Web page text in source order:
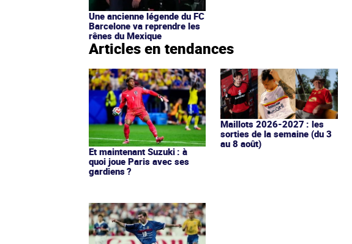
Une ancienne légende du FC
Barcelone va reprendre les
rênes du Mexique
Articles en tendances
Et maintenant Suzuki : à
quoi joue Paris avec ses
gardiens ?
Maillots 2026-2027 : les
sorties de la semaine (du 3
au 8 août)